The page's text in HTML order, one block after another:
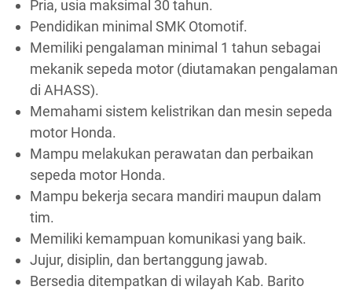
Pria, usia maksimal 30 tahun.
Pendidikan minimal SMK Otomotif.
Memiliki pengalaman minimal 1 tahun sebagai
mekanik sepeda motor (diutamakan pengalaman
di AHASS).
Memahami sistem kelistrikan dan mesin sepeda
motor Honda.
Mampu melakukan perawatan dan perbaikan
sepeda motor Honda.
Mampu bekerja secara mandiri maupun dalam
tim.
Memiliki kemampuan komunikasi yang baik.
Jujur, disiplin, dan bertanggung jawab.
Bersedia ditempatkan di wilayah Kab. Barito